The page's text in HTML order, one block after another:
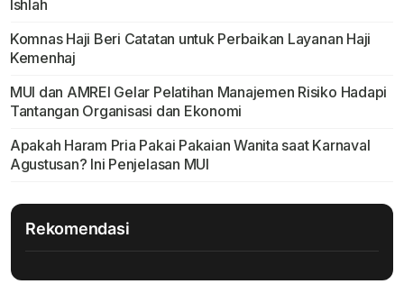
Ishlah
Komnas Haji Beri Catatan untuk Perbaikan Layanan Haji
Kemenhaj
MUI dan AMREI Gelar Pelatihan Manajemen Risiko Hadapi
Tantangan Organisasi dan Ekonomi
Apakah Haram Pria Pakai Pakaian Wanita saat Karnaval
Agustusan? Ini Penjelasan MUI
Rekomendasi